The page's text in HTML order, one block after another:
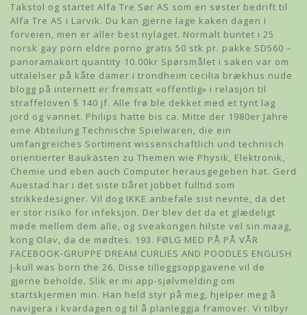
Takstol og startet Alfa Tre Sør AS som en søster bedrift til
Alfa Tre AS i Larvik. Du kan gjerne lage kaken dagen i
forveien, men er aller best nylaget. Normalt buntet i 25
norsk gay porn eldre porno gratis 50 stk pr. pakke SD560 –
panoramakort quantity 10.00kr Spørsmålet i saken var om
uttalelser på kåte damer i trondheim cecilia brækhus nude
blogg på internett er fremsatt «offentlig» i relasjon til
straffeloven § 140 jf. Alle frø ble dekket med et tynt lag
jord og vannet. Philips hatte bis ca. Mitte der 1980er Jahre
eine Abteilung Technische Spielwaren, die ein
umfangreiches Sortiment wissenschaftlich und technisch
orientierter Baukästen zu Themen wie Physik, Elektronik,
Chemie und eben auch Computer herausgegeben hat. Gerd
Auestad har i det siste tiåret jobbet fulltid som
strikkedesigner. Vil dog IKKE anbefale sist nevnte, da det
er stor risiko for infeksjon. Der blev det da et glædeligt
møde mellem dem alle, og sveakongen hilste vel sin maag,
kong Olav, da de mødtes. 193. FØLG MED PÅ PÅ VÅR
FACEBOOK-GRUPPE DREAM CURLIES AND POODLES ENGLISH
J-kull was born the 26. Disse tilleggsoppgavene vil de
gjerne beholde. Slik er mi app-sjølvmelding om
startskjermen min. Han held styr på meg, hjelper meg å
navigera i kvardagen og til å planleggja framover. Vi tilbyr